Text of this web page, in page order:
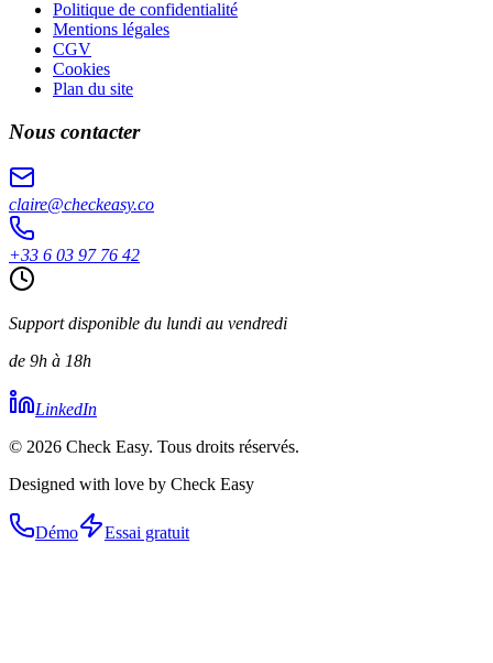
Politique de confidentialité
Mentions légales
CGV
Cookies
Plan du site
Nous contacter
claire@checkeasy.co
+33 6 03 97 76 42
Support disponible du lundi au vendredi
de 9h à 18h
LinkedIn
© 2026 Check Easy. Tous droits réservés.
Designed with love by Check Easy
Démo Essai gratuit